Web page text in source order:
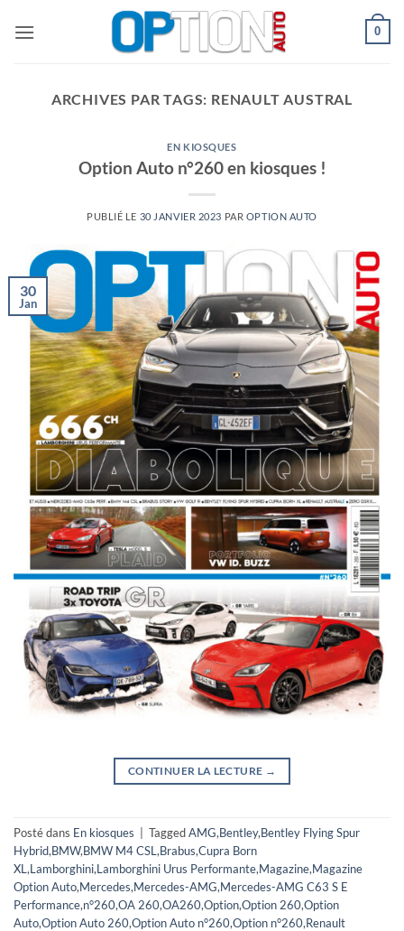
0
ARCHIVES PAR TAGS: RENAULT AUSTRAL
EN KIOSQUES
Option Auto n°260 en kiosques !
PUBLIÉ LE 30 JANVIER 2023 PAR OPTION AUTO
30
Jan
CONTINUER LA LECTURE →
Posté dans En kiosques TaggedAMG,Bentley,Bentley Flying Spur
Hybrid,BMW,BMW M4 CSL ,Brabus,Cupra Born
XL ,Lamborghini,Lamborghini Urus Performante,Magazine,Magazine
Option Auto,Mercedes,Mercedes-AMG,Mercedes-AMG C63 S E
Performance,n°260,OA 260,OA260,Option,Option 260,Option
Auto,Option Auto 260,Option Auto n°260,Option n°260,Renault